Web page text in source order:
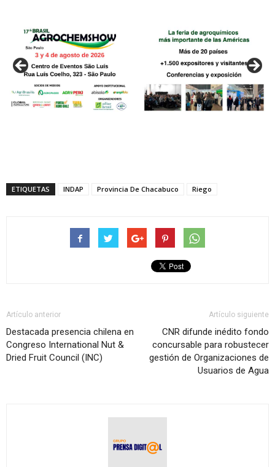
ETIQUETAS INDAP Provincia De Chacabuco Riego
Artículo anterior
Destacada presencia chilena en
Congreso International Nut &
Dried Fruit Council (INC)
Artículo siguiente
CNR difunde inédito fondo
concursable para robustecer
gestión de Organizaciones de
Usuarios de Agua